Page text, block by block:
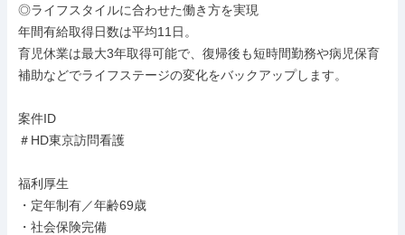
◎ライフスタイルに合わせた働き方を実現
年間有給取得日数は平均11日。
育児休業は最大3年取得可能で、復帰後も短時間勤務や病児保育
補助などでライフステージの変化をバックアップします。
案件ID
＃HD東京訪問看護
福利厚生
・定年制有／年齢69歳
・社会保険完備